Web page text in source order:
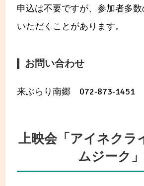
申込は不要ですが、参加者多
いただくことがあります。
お問い合わせ
来ぶらり南郷 072-873-1451
上映会「アイネクラ
ムジーク」